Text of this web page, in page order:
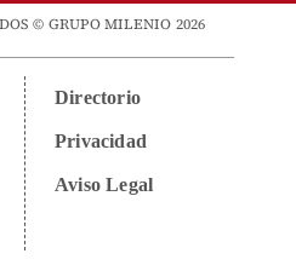
© GRUPO MILENIO 2026
Directorio
Privacidad
Aviso Legal